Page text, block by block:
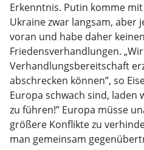
Erkenntnis. Putin komme
Ukraine zwar langsam, aber
voran und habe daher
Friedensverhandlungen.
Verhandlungsbereitschaft
abschrecken können”, so
Europa schwach sind, laden
zu führen!” Europa müsse
größere Konflikte zu
man gemeinsam